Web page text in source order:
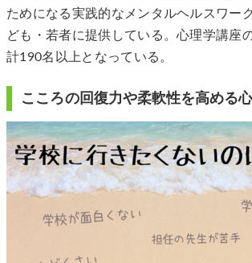
ためになる実践的なメンタルヘルスワー
ども・若者に提供している。心理学講座
計190名以上となっている。
こころの回復力や柔軟性を高める